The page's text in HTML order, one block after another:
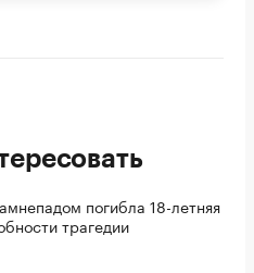
погибла 18-летняя
трагедии